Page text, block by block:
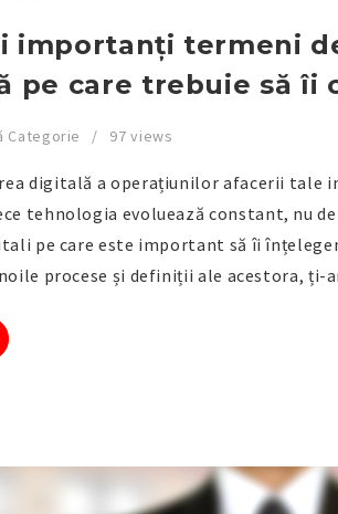
importanți termeni
pe care trebuie să îi
Categorie 97 views
digitală a operațiunilor afacerii tale
tehnologia evoluează constant, nu
pe care este important să îi
procese și definiții ale acestora, ți-